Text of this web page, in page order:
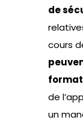
de
cours
de
un